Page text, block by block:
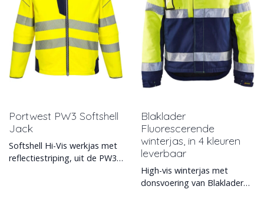
Portwest PW3 Softshell
Jack
Softshell Hi-Vis werkjas met
reflectiestriping, uit de PW3-
Blaklader
Fluorescerende
winterjas, in 4 kleuren
leverbaar
High-vis winterjas met
donsvoering van Blaklader